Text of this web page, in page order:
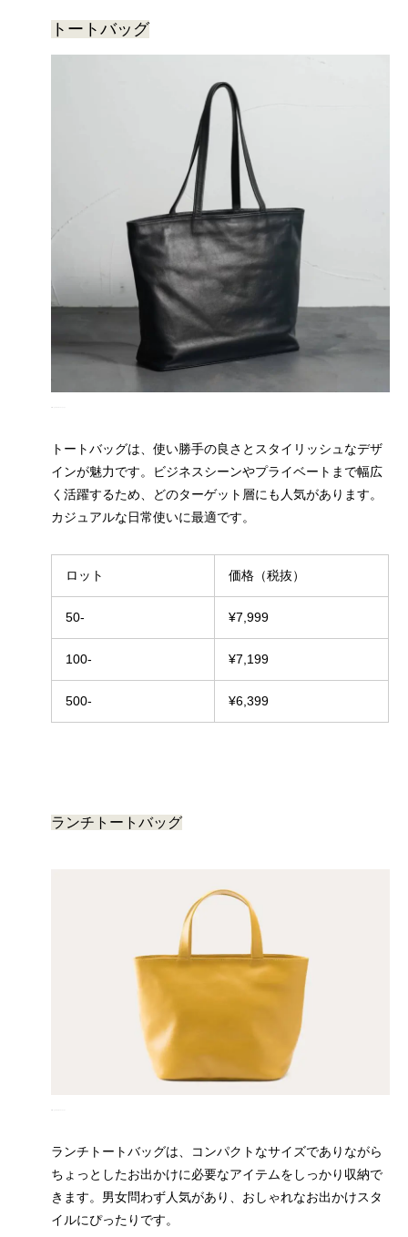
トートバッグ
トートバッグは、使い勝手の良さとスタイリッシュなデザ
インが魅力です。ビジネスシーンやプライベートまで幅広
く活躍するため、どのターゲット層にも人気があります。
カジュアルな日常使いに最適です。
ロット 価格（税抜）
50- ¥7,999
100- ¥7,199
500- ¥6,399
ランチトートバッグ
ランチトートバッグは、コンパクトなサイズでありながら
ちょっとしたお出かけに必要なアイテムをしっかり収納で
きます。男女問わず人気があり、おしゃれなお出かけスタ
イルにぴったりです。